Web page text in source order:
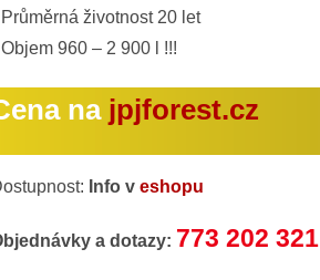
Průměrná životnost 20 let
Objem 960 – 2 900 l !!!
na jpjforest.cz
Info v eshopu
a dotazy: 773 202 321